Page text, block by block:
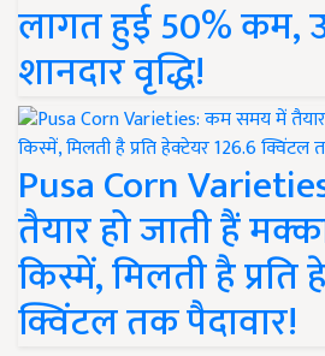
लागत हुई 50% कम,
शानदार वृद्धि!
Pusa Corn
तैयार हो जाती हैं
किस्में, मिलती है प्रति
क्विंटल तक पैदावार!